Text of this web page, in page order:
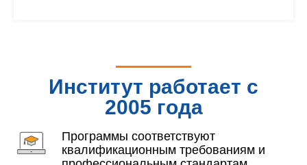
Институт работает с
2005 года
Программы соответствуют
квалификационным требованиям и